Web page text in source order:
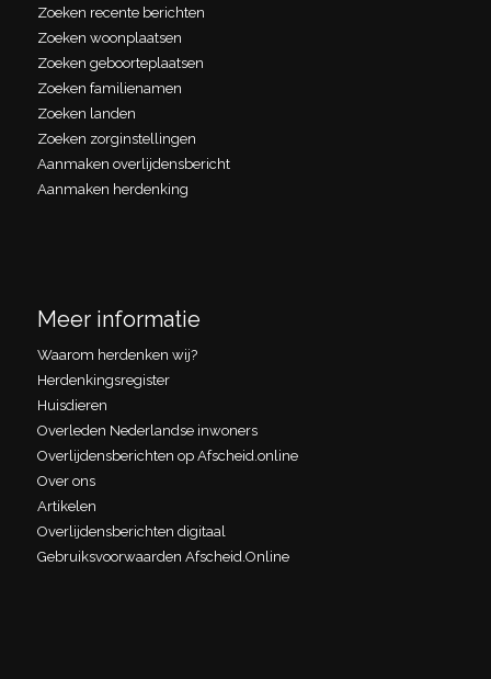
Zoeken recente berichten
Zoeken woonplaatsen
Zoeken geboorteplaatsen
Zoeken familienamen
Zoeken landen
Zoeken zorginstellingen
Aanmaken overlijdensbericht
Aanmaken herdenking
Meer informatie
Waarom herdenken wij?
Herdenkingsregister
Huisdieren
Overleden Nederlandse inwoners
Overlijdensberichten op Afscheid.online
Over ons
Artikelen
Overlijdensberichten digitaal
Gebruiksvoorwaarden Afscheid.Online